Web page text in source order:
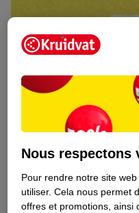
Nous respectons
Pour rendre notre site
utiliser. Cela nous permet
offres et promotions, ainsi